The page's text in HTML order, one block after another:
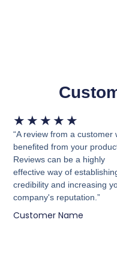
★ ★ ★ ★ ★
con
5
de
5
“A review from a customer
benefited from your
Reviews can be a highly
effective way of
credibility and increasing
company's reputation.”
Customer Name